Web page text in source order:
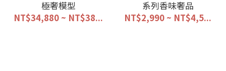
極奢模型
NT$34,880 ~ NT$38...
系列香味奢品
NT$2,990 ~ NT$4,5...